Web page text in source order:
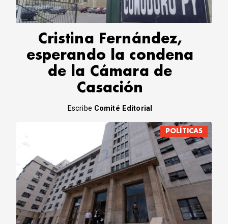
Cristina Fernández,
esperando la condena
de la Cámara de
Casación
Escribe Comité Editorial
POLÍTICAS